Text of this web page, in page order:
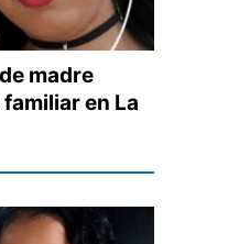
madre
en La